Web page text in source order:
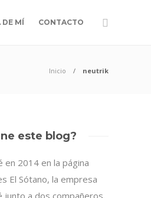
DE MÍ CONTACTO
Inicio neutrik
este blog?
en 2014 en la página
El Sótano, la empresa
junto a dos compañeros